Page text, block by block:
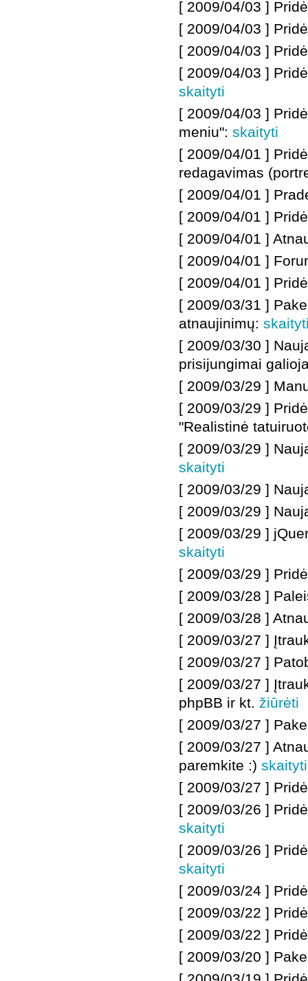
[ 2009/04/03 ]
[ 2009/04/03 ]
[ 2009/04/03 ]
[ 2009/04/03 ]
skaityti
[ 2009/04/03 ]
meniu": skaityti
[ 2009/04/01 ]
redagavimas
[ 2009/04/01 ]
[ 2009/04/01 ]
[ 2009/04/01 ]
[ 2009/04/01 ]
[ 2009/04/01 ]
[ 2009/03/31 ]
atnaujinimų:
[ 2009/03/30 ]
prisijungimai
[ 2009/03/29 ]
[ 2009/03/29 ]
"Realistinė
[ 2009/03/29 ]
skaityti
[ 2009/03/29 ]
[ 2009/03/29 ]
[ 2009/03/29 ]
skaityti
[ 2009/03/29 ]
[ 2009/03/28 ]
[ 2009/03/28 ]
[ 2009/03/27 ]
[ 2009/03/27 ]
[ 2009/03/27 ]
phpBB ir kt. žiūrėti
[ 2009/03/27 ]
[ 2009/03/27 ]
paremkite :) skaityti
[ 2009/03/27 ]
[ 2009/03/26 ]
skaityti
[ 2009/03/26 ]
skaityti
[ 2009/03/24 ]
[ 2009/03/22 ]
[ 2009/03/22 ]
[ 2009/03/20 ]